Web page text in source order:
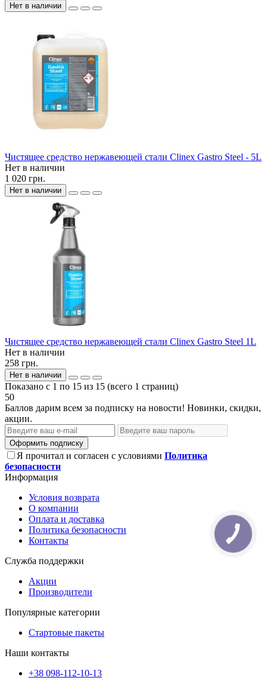
Нет в наличии
Чистящее средство нержавеющей стали Clinex Gastro Steel - 5L
Нет в наличии
1 020 грн.
Нет в наличии
Чистящее средство нержавеющей стали Clinex Gastro Steel 1L
Нет в наличии
258 грн.
Нет в наличии
Показано с 1 по 15 из 15 (всего 1 страниц)
50
Баллов дарим всем за подписку на новости! Новинки, скидки,
акции.
Оформить подписку
Я прочитал и согласен с условиями Политика
безопасности
Информация
Условия возврата
О компании
Оплата и доставка
Политика безопасности
Контакты
Служба поддержки
Акции
Производители
Популярные категории
Стартовые пакеты
Наши контакты
+38 098-112-10-13